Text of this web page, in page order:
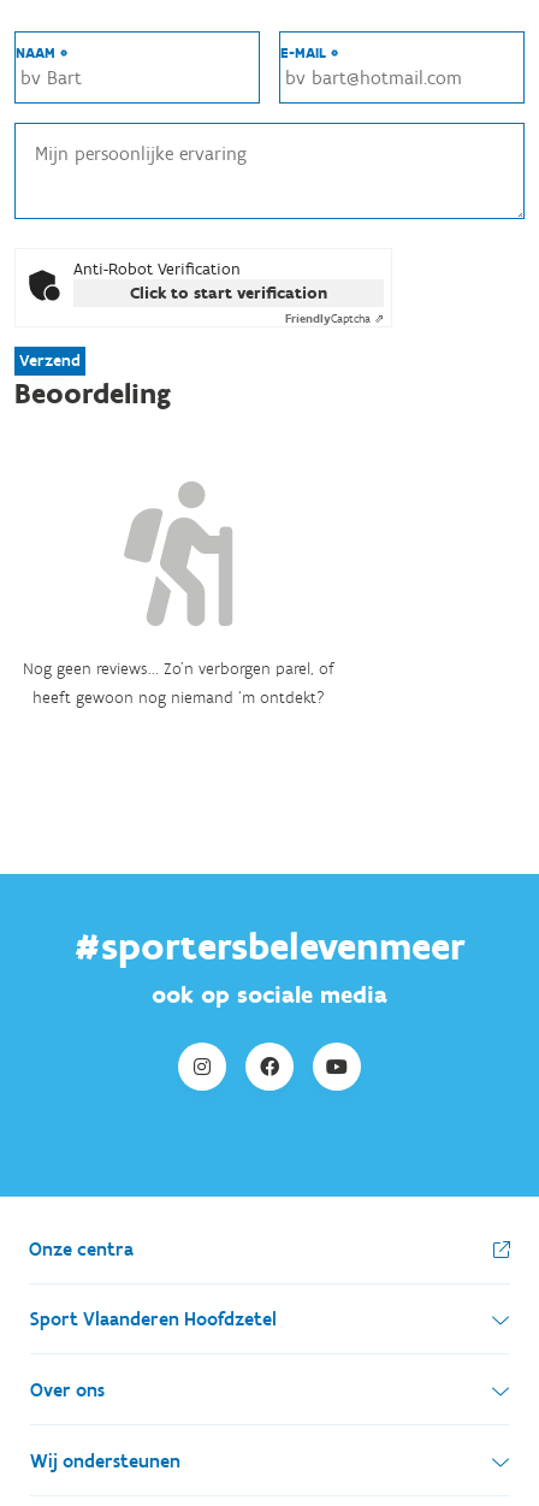
NAAM * E-MAIL *
Anti-Robot Verification
Click to start verification
FriendlyCaptcha ⇗
Verzend
Beoordeling
Nog geen reviews... Zo’n verborgen parel, of
heeft gewoon nog niemand ‘m ontdekt?
#sportersbelevenmeer
ook op sociale media
Onze centra
Sport Vlaanderen Hoofdzetel
Simon Bolivarlaan 17
1000 Brussel
Ondernemingsnummer: BE 0248.142.826
Over ons
Wie zijn we, wat doen we
Onze centra
Wij ondersteunen